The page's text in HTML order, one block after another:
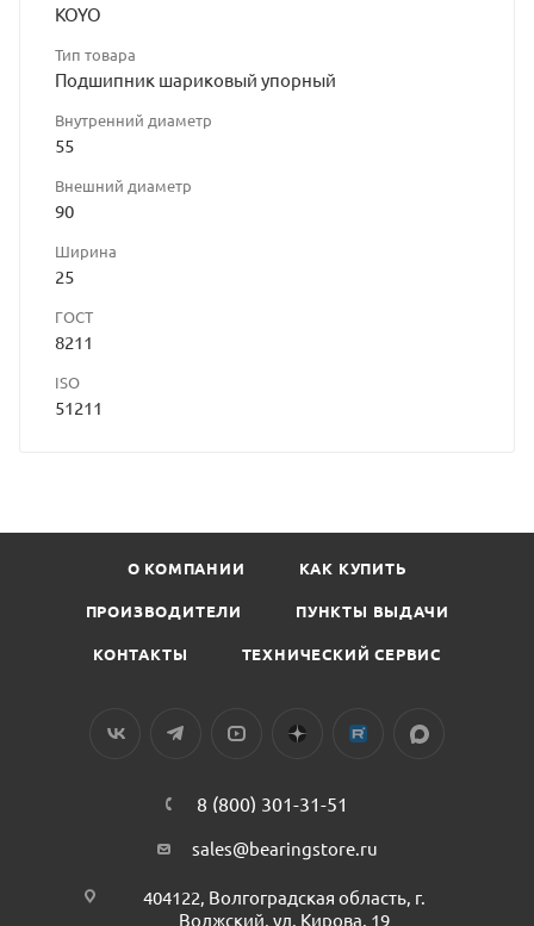
KOYO
Тип товара
Подшипник шариковый упорный
Внутренний диаметр
55
Внешний диаметр
90
Ширина
25
ГОСТ
8211
ISO
51211
О КОМПАНИИ КАК КУПИТЬ
ПРОИЗВОДИТЕЛИ ПУНКТЫ ВЫДАЧИ
КОНТАКТЫ ТЕХНИЧЕСКИЙ СЕРВИС
8 (800) 301-31-51
sales@bearingstore.ru
404122, Волгоградская область, г.
Волжский, ул. Кирова, 19